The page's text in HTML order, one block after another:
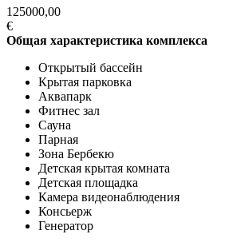
125000,00
€
Общая характеристика комплекса
Открытый бассейн
Крытая парковка
Аквапарк
Фитнес зал
Сауна
Парная
Зона Бербекю
Детская крытая комната
Детская площадка
Камера видеонаблюдения
Консьерж
Генератор